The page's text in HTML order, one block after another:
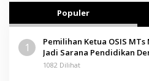
Populer
1
Pemilihan Ketua OSIS
Jadi Sarana Pendidikan
1082 Dilihat